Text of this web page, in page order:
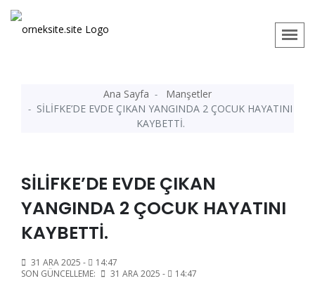
Ana Sayfa
Manşetler
SİLİFKE’DE EVDE ÇIKAN YANGINDA 2 ÇOCUK HAYATINI
KAYBETTİ.
SİLİFKE’DE EVDE ÇIKAN
YANGINDA 2 ÇOCUK HAYATINI
KAYBETTİ.
31 ARA 2025 -
14:47
SON GÜNCELLEME:
31 ARA 2025 - 14:47